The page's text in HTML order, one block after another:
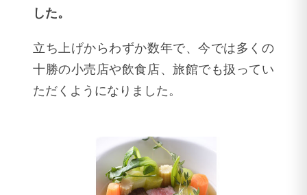
した。
立ち上げからわずか数年で、今では多くの
十勝の小売店や飲食店、旅館でも扱ってい
ただくようになりました。